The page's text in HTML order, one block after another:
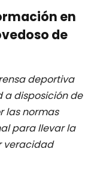
en
de
deportiva
disposición de
las normas
para llevar la
veracidad